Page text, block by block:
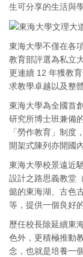
生可分享的生活與
東海大學不僅在各
教育部評選為私立
更連續 12 年獲教
求教學卓越以及整
東海大學為全國首
研究所博士班兼備
「勞作教育」制度
開架式陳列亦開國
東海大學校景遠近
設計之路思義教堂
懿的東海湖、古色
等，提供一個良好
歷任校長除延續東
色外，更積極推動
念，也就是培養一